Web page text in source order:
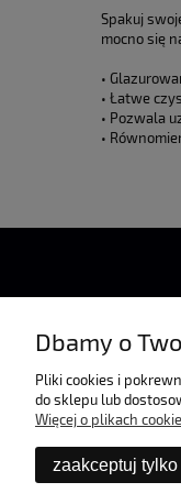
Spakuj
mocno się
•
• Łatwe
• Pozwala
•
Dbamy o
Pliki cookies i
do sklepu lub
Więcej o plikach
zaakceptuj